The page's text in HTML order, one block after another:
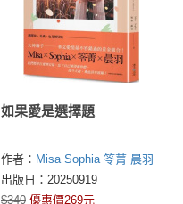
如果愛是選擇題
作者： Misa Sophia 笭菁 晨羽
出版日：20250919
$340 優惠價269元